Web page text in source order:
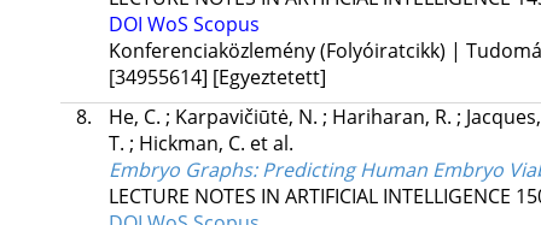
DOI WoS Scopus
Konferenciaközlemény (Folyóiratcikk) |
[34955614] [Egyeztetett]
8.
He, C. ; Karpavičiūtė, N. ; Hariharan, R. ;
T. ; Hickman, C. et al.
Embryo Graphs: Predicting Human Embryo
LECTURE NOTES IN ARTIFICIAL INTELLIGENCE